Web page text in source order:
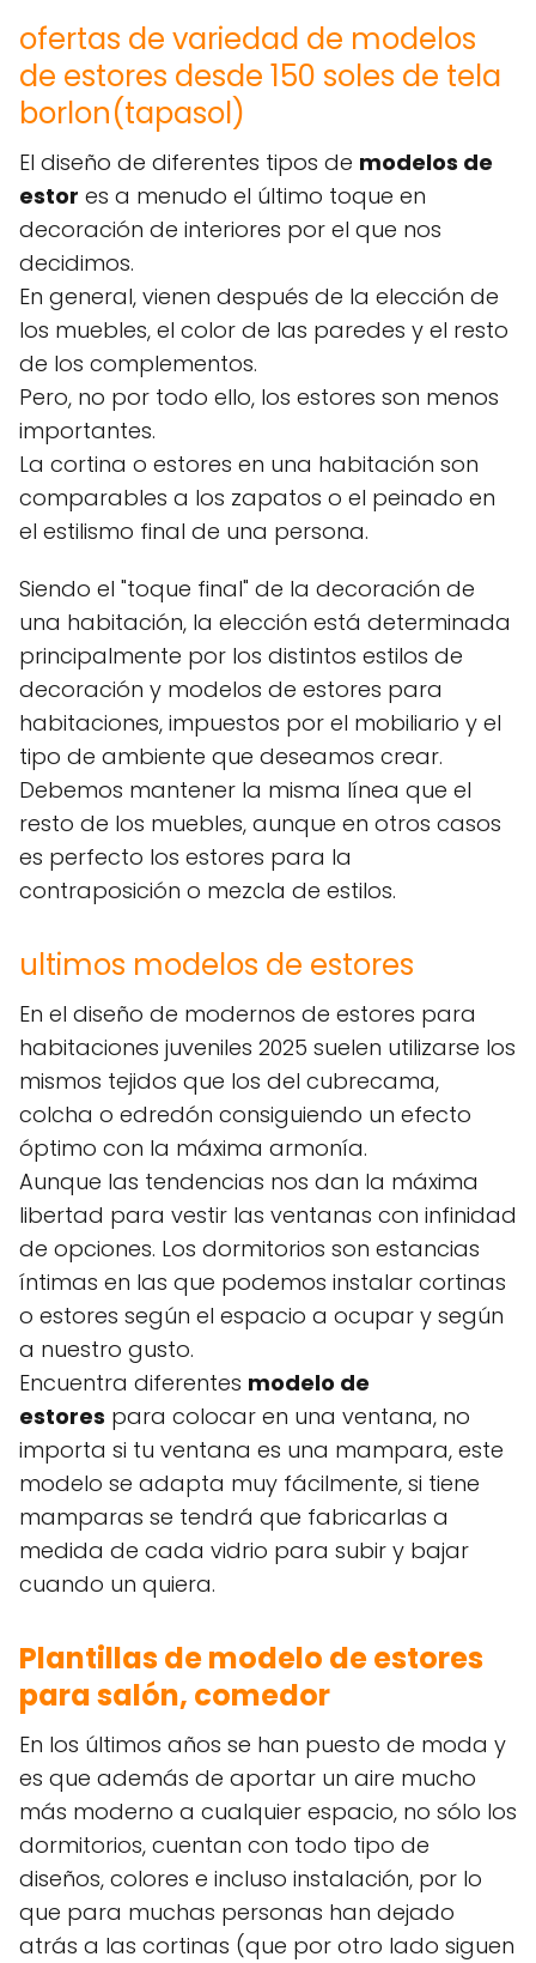
ofertas de variedad de modelos
de estores desde 150 soles de tela
borlon(tapasol)
El diseño de diferentes tipos de modelos de
estor es a menudo el último toque en
decoración de interiores por el que nos
decidimos.
En general, vienen después de la elección de
los muebles, el color de las paredes y el resto
de los complementos.
Pero, no por todo ello, los estores son menos
importantes.
La cortina o estores en una habitación son
comparables a los zapatos o el peinado en
el estilismo final de una persona.
Siendo el "toque final" de la decoración de
una habitación, la elección está determinada
principalmente por los distintos estilos de
decoración y modelos de estores para
habitaciones, impuestos por el mobiliario y el
tipo de ambiente que deseamos crear.
Debemos mantener la misma línea que el
resto de los muebles, aunque en otros casos
es perfecto los estores para la
contraposición o mezcla de estilos.
ultimos modelos de estores
En el diseño de modernos de estores para
habitaciones juveniles 2025 suelen utilizarse los
mismos tejidos que los del cubrecama,
colcha o edredón consiguiendo un efecto
óptimo con la máxima armonía.
Aunque las tendencias nos dan la máxima
libertad para vestir las ventanas con infinidad
de opciones. Los dormitorios son estancias
íntimas en las que podemos instalar cortinas
o estores según el espacio a ocupar y según
a nuestro gusto.
Encuentra diferentes modelo de
estores para colocar en una ventana, no
importa si tu ventana es una mampara, este
modelo se adapta muy fácilmente, si tiene
mamparas se tendrá que fabricarlas a
medida de cada vidrio para subir y bajar
cuando un quiera.
Plantillas de modelo de estores
para salón, comedor
En los últimos años se han puesto de moda y
es que además de aportar un aire mucho
más moderno a cualquier espacio, no sólo los
dormitorios, cuentan con todo tipo de
diseños, colores e incluso instalación, por lo
que para muchas personas han dejado
atrás a las cortinas (que por otro lado siguen